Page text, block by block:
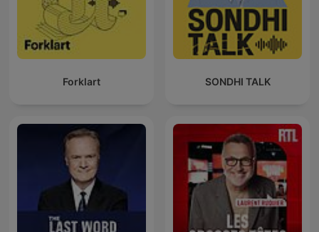
Forklart SONDHI TALK